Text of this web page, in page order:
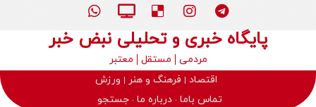
پایگاه خبری و تحلیلی نبض خبر
مردمی مستقل
معتبر
اقتصاد
فرهنگ و هنر
ورزش
تماس باما درباره ما جستجو